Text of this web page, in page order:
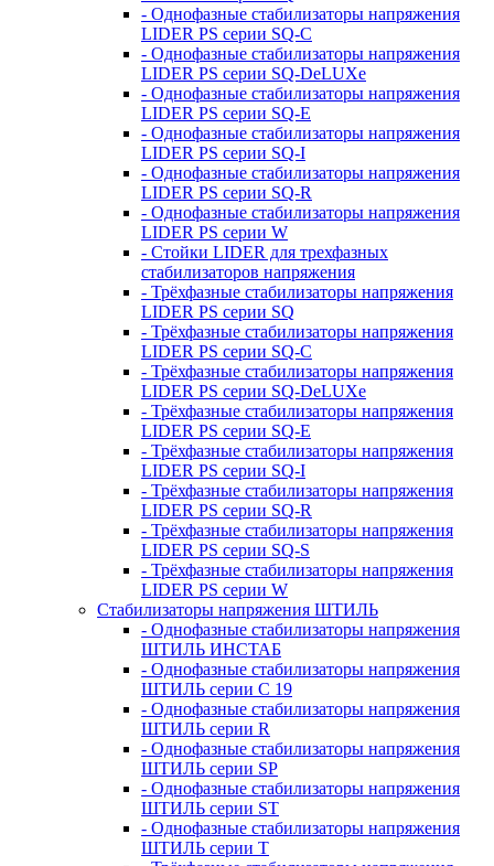
- Однофазные стабилизаторы напряжения
LIDER PS серии SQ-C
- Однофазные стабилизаторы напряжения
LIDER PS серии SQ-DeLUXe
- Однофазные стабилизаторы напряжения
LIDER PS серии SQ-E
- Однофазные стабилизаторы напряжения
LIDER PS серии SQ-I
- Однофазные стабилизаторы напряжения
LIDER PS серии SQ-R
- Однофазные стабилизаторы напряжения
LIDER PS серии W
- Стойки LIDER для трехфазных
стабилизаторов напряжения
- Трёхфазные стабилизаторы напряжения
LIDER PS серии SQ
- Трёхфазные стабилизаторы напряжения
LIDER PS серии SQ-C
- Трёхфазные стабилизаторы напряжения
LIDER PS серии SQ-DeLUXe
- Трёхфазные стабилизаторы напряжения
LIDER PS серии SQ-E
- Трёхфазные стабилизаторы напряжения
LIDER PS серии SQ-I
- Трёхфазные стабилизаторы напряжения
LIDER PS серии SQ-R
- Трёхфазные стабилизаторы напряжения
LIDER PS серии SQ-S
- Трёхфазные стабилизаторы напряжения
LIDER PS серии W
Стабилизаторы напряжения ШТИЛЬ
- Однофазные стабилизаторы напряжения
ШТИЛЬ ИНСТАБ
- Однофазные стабилизаторы напряжения
ШТИЛЬ серии C 19
- Однофазные стабилизаторы напряжения
ШТИЛЬ серии R
- Однофазные стабилизаторы напряжения
ШТИЛЬ серии SP
- Однофазные стабилизаторы напряжения
ШТИЛЬ серии ST
- Однофазные стабилизаторы напряжения
ШТИЛЬ серии T